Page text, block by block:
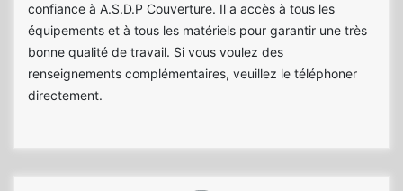
confiance à A.S.D.P Couverture. Il a accès à tous les
équipements et à tous les matériels pour garantir une très
bonne qualité de travail. Si vous voulez des
renseignements complémentaires, veuillez le téléphoner
directement.